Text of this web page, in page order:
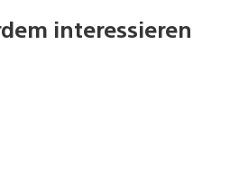
interessieren